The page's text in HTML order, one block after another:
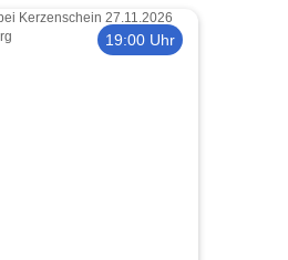
19:00 Uhr